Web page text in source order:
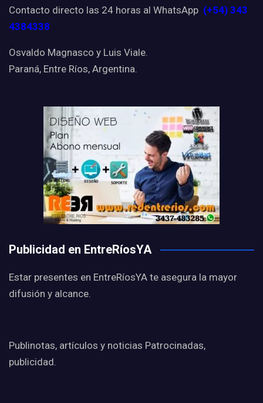
Contacto directo las 24 horas al WhatsApp (+54) 343
4384338
Osvaldo Magnasco y Luis Viale.
Paraná, Entre Ríos, Argentina.
Publicidad en EntreRíosYA
Estar presentes en EntreRíosYA te asegura la mayor
difusión y alcance.
Publinotas, artículos y noticias Patrocinadas,
publicidad.